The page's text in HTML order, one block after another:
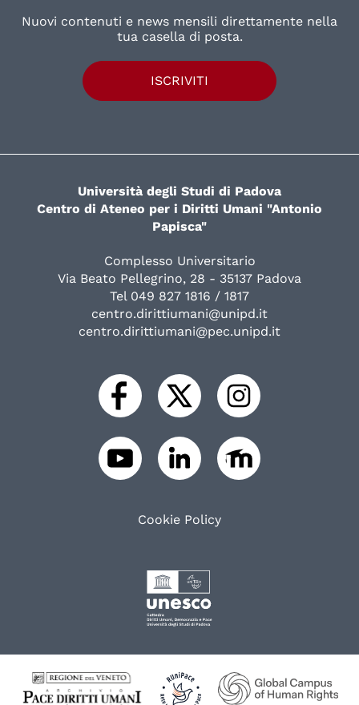
Nuovi contenuti e news mensili direttamente nella
tua casella di posta.
ISCRIVITI
Università degli Studi di Padova
Centro di Ateneo per i Diritti Umani "Antonio
Papisca"
Complesso Universitario
Via Beato Pellegrino, 28 - 35137 Padova
Tel 049 827 1816 / 1817
centro.dirittiumani@unipd.it
centro.dirittiumani@pec.unipd.it
Cookie Policy